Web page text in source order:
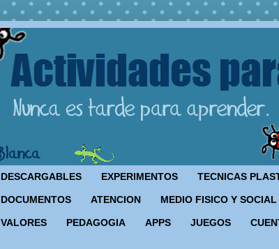
DESCARGABLES EXPERIMENTOS TECNICAS
DOCUMENTOS ATENCION MEDIO FISICO Y SOCIAL
VALORES PEDAGOGIA APPS JUEGOS